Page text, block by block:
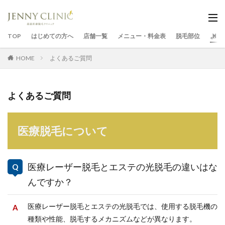
TOP はじめての方へ 店舗一覧 メニュー・料金表 脱毛部位 よく
HOME よくあるご質問
よくあるご質問
医療脱毛について
医療レーザー脱毛とエステの光脱毛の違いはな
んですか？
医療レーザー脱毛とエステの光脱毛では、使用する脱毛機の
種類や性能、脱毛するメカニズムなどが異なります。